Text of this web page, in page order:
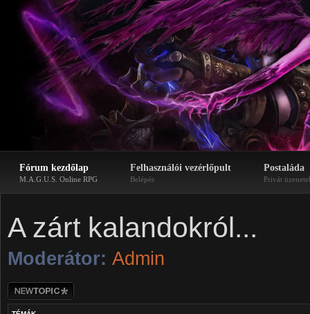
Fórum kezdőlap
M.A.G.U.S. Online RPG
Felhasználói vezérlőpult
Belépés
Postaláda
Privát
A zárt kalandokról...
Moderátor: Admin
Új téma nyitása